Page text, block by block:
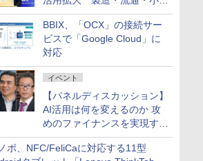
企業・広告代理店などが実装
フェーズへ
BBIX、「OCX」の接続サー
ビスで「Google Cloud」に
対応
イベント
【パネルディスカッション】
AI活用は何を変えるのか 攻
めのファイナンスを実現する
業務設計とマインドセット変
革
ボ、NFC/FeliCaに対応する11型